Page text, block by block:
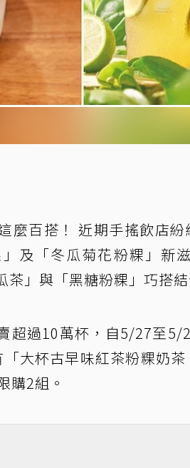
麼百搭！ 近期手搖飲店
及「冬瓜菊花粉粿」新
茶」與「黑糖粉粿」巧搭
超過10萬杯，自5/27至5/
大杯古早味紅茶粉粿奶
購2組。